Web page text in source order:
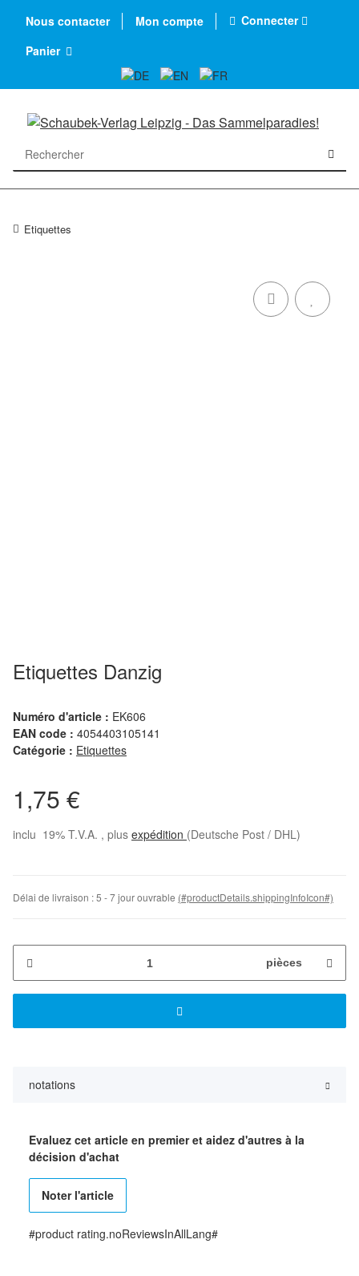
Nous contacter Mon compte
Connecter
Panier
Etiquettes
Etiquettes Danzig
Numéro d'article : EK606
EAN code : 4054403105141
Catégorie : Etiquettes
1,75 €
inclu 19% T.V.A. , plus expédition (Deutsche Post / DHL)
Délai de livraison :5 - 7 jour ouvrable (#productDetails.shippingInfoIcon#)
pièces
notations
Evaluez cet article en premier et aidez d'autres à la
décision d'achat
Noter l'article
#product rating.noReviewsInAllLang#